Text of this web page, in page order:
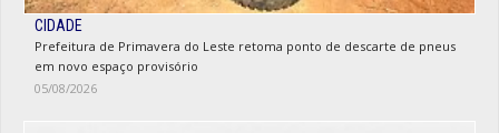
CIDADE
Prefeitura de Primavera do Leste retoma ponto de descarte de pneus
em novo espaço provisório
05/08/2026